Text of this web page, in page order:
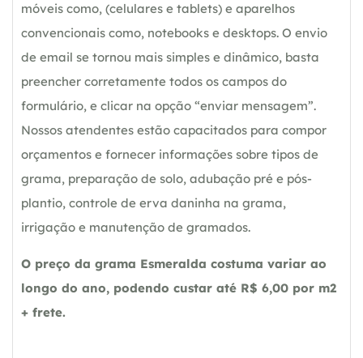
móveis como, (celulares e tablets) e aparelhos
convencionais como, notebooks e desktops. O envio
de email se tornou mais simples e dinâmico, basta
preencher corretamente todos os campos do
formulário, e clicar na opção “enviar mensagem”.
Nossos atendentes estão capacitados para compor
orçamentos e fornecer informações sobre tipos de
grama, preparação de solo, adubação pré e pós-
plantio, controle de erva daninha na grama,
irrigação e manutenção de gramados.
O preço da grama Esmeralda costuma variar ao
longo do ano, podendo custar até R$ 6,00 por m2
+ frete.